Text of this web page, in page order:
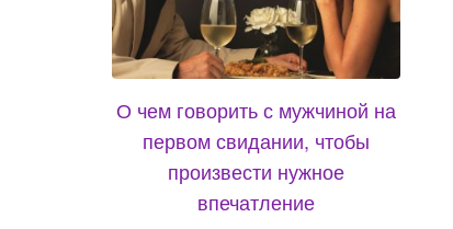
О чем говорить с мужчиной на
первом свидании, чтобы
произвести нужное
впечатление